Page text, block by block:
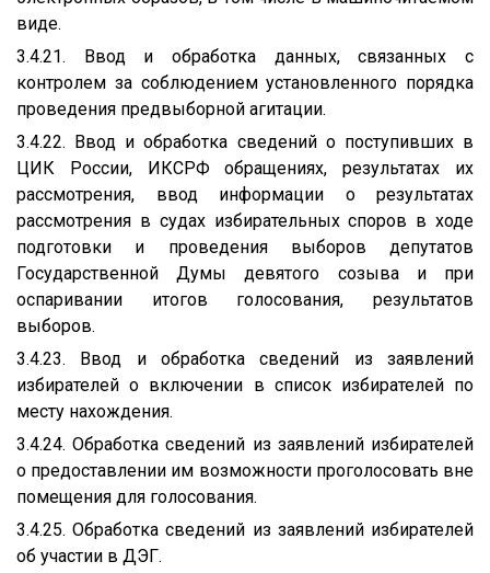
виде.
3.4.21. Ввод и обработка данных, связанных с
контролем за соблюдением установленного порядка
проведения предвыборной агитации.
3.4.22. Ввод и обработка сведений о поступивших в
ЦИК России, ИКСРФ обращениях, результатах их
рассмотрения, ввод информации о результатах
рассмотрения в судах избирательных споров в ходе
подготовки и проведения выборов депутатов
Государственной Думы девятого созыва и при
оспаривании итогов голосования, результатов
выборов.
3.4.23. Ввод и обработка сведений из заявлений
избирателей о включении в список избирателей по
месту нахождения.
3.4.24. Обработка сведений из заявлений избирателей
о предоставлении им возможности проголосовать вне
помещения для голосования.
3.4.25. Обработка сведений из заявлений избирателей
об участии в ДЭГ.